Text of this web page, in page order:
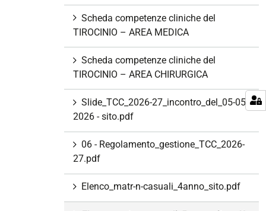
Scheda competenze cliniche del
TIROCINIO – AREA MEDICA
Scheda competenze cliniche del
TIROCINIO – AREA CHIRURGICA
Slide_TCC_2026-27_incontro_del_05-05-
2026 - sito.pdf
06 - Regolamento_gestione_TCC_2026-
27.pdf
Elenco_matr-n-casuali_4anno_sito.pdf